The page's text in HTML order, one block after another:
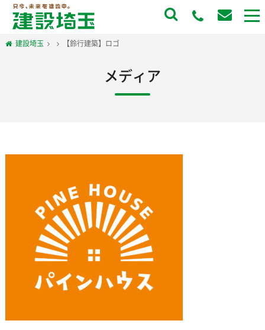
建設埼玉 【鈴行建築】ロゴ
メディア